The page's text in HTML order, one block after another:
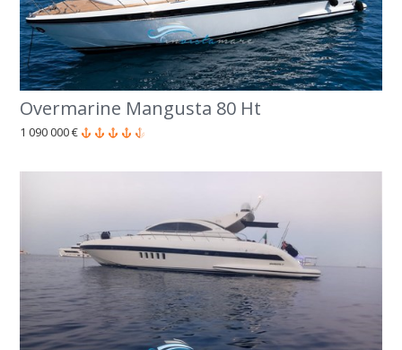
Overmarine Mangusta 80 Ht
1 090 000 €